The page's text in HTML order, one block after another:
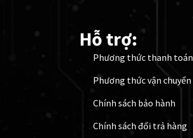
Hỗ trợ:
Phương thức thanh toán
Phương thức vận chuyển
Chính sách bảo hành
Chính sách đổi trả hàng